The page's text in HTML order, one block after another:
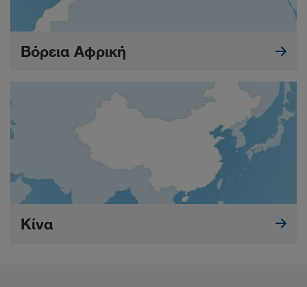
Βόρεια Αφρική
Κίνα